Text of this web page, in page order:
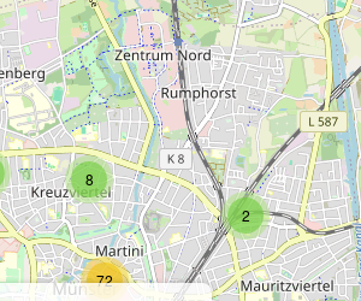
2
8
72